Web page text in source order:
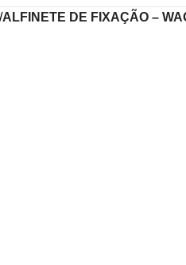
ALFINETE DE FIXAÇÃO –